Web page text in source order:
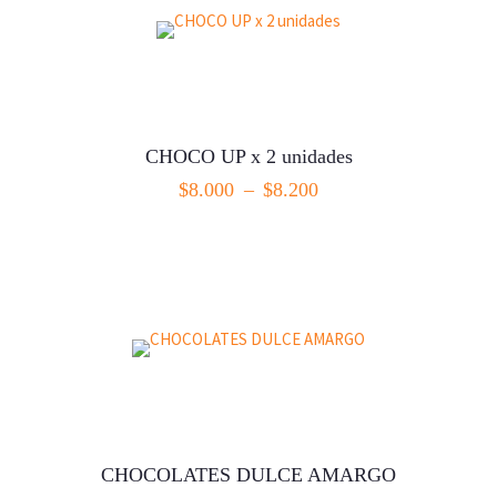
CHOCO UP x 2 unidades
$8.000 – $8.200
CHOCOLATES DULCE AMARGO